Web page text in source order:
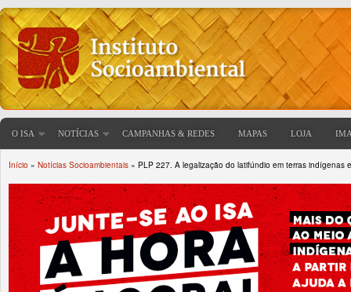
O ISA NOTÍCIAS CAMPANHAS & REDES MAPAS LOJA
Início » Notícias Socioambientais » PLP 227. A legalização do latifúndio em terras indígenas